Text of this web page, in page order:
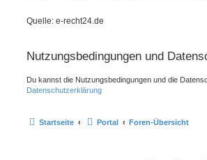
Quelle: e-recht24.de
Nutzungsbedingungen und
Du kannst die Nutzungsbedingungen und die
Datenschutzerklärung
Startseite Portal Foren-Übersicht